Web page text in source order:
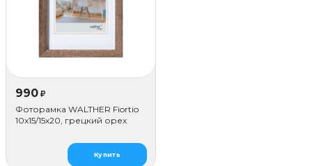
990 ₽
Фоторамка WALTHER Fiortio
10x15/15х20, грецкий орех
Купить